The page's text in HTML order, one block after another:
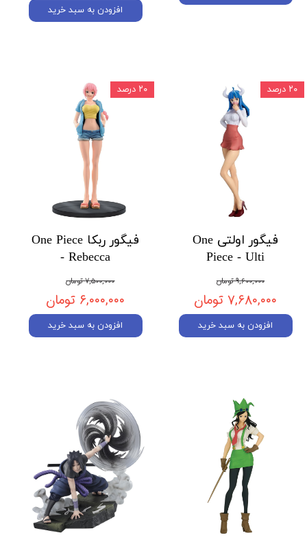
افزودن به سبد خرید
فیگور اولتی One
Piece - Ulti
۹,۶۰۰,۰۰۰ تومان
۷,۶۸۰,۰۰۰ تومان
افزودن به سبد خرید
۲۰ درصد
فیگور ربکا One Piece
- Rebecca
۷,۵۰۰,۰۰۰ تومان
۶,۰۰۰,۰۰۰ تومان
افزودن به سبد خرید
۲۰ درصد